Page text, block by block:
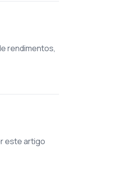
rendimentos,
este artigo